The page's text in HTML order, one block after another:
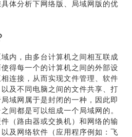
体分析下网络版、局域网版的优
内，由多台计算机之间相互联成
得每一个的计算机之间的外部设
连接，从而实现文件管理、软件
及不同电脑之间的文件共享、打
域网属于是封闭的一种，因此即
间都是可以组成一个局域网的。
（路由器或交换机）和网络的输
及网络软件（应用程序例如：飞